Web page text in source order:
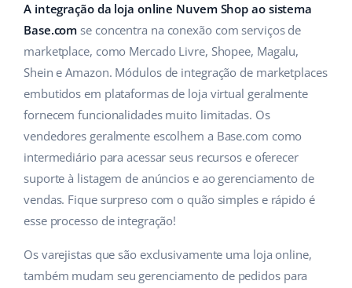
Gestão de Envios
Automação do fluxo de trabalho
IA para ecommerce
Base Analytics
Casa e jardim
Produtos infantis
Peças automotivas
Supermercado
Saúde e beleza
Moda
Ajuda
Academy
Serviços
Auditoria de contas
Outros
Casos de Sucesso
english (US)
english (GB)
english (IN)
čeština
deutsch
Ελληνικά
español (AR)
español (MX)
A integração da loja online Nuvem Shop ao sistema
Base.com se concentra na conexão com serviços de
marketplace, como Mercado Livre, Shopee, Magalu,
Shein e Amazon. Módulos de integração de marketplaces
embutidos em plataformas de loja virtual geralmente
fornecem funcionalidades muito limitadas. Os
vendedores geralmente escolhem a Base.com como
intermediário para acessar seus recursos e oferecer
suporte à listagem de anúncios e ao gerenciamento de
vendas. Fique surpreso com o quão simples e rápido é
esse processo de integração!
Os varejistas que são exclusivamente uma loja online,
também mudam seu gerenciamento de pedidos para